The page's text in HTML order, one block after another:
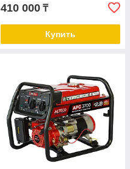
410 000 ₸
Купить